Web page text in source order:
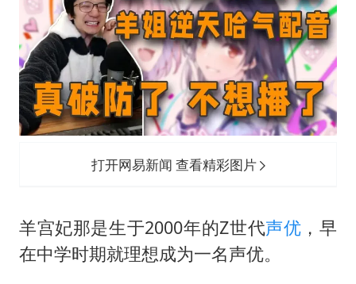
打开网易新闻 查看精彩图片
羊宫妃那是生于2000年的Z世代声优 ，早
在中学时期就理想成为一名声优。